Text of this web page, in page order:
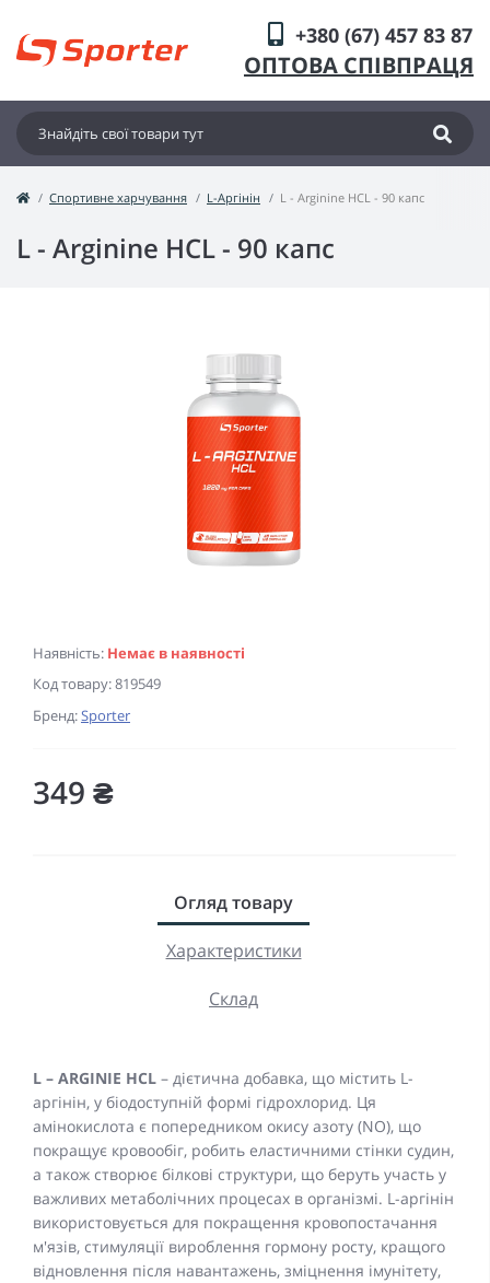
+380 (67) 457 83 87
ОПТОВА СПІВПРАЦЯ
Спортивне харчування L-Аргінін L - Arginine HCL - 90 капс
L - Arginine HCL - 90 капс
Наявність: Немає в наявності
Код товару:819549
Бренд:Sporter
349 ₴
Огляд товару
Характеристики
Склад
L – ARGINIE HCL – дієтична добавка, що містить L-
аргінін, у біодоступній формі гідрохлорид. Ця
амінокислота є попередником окису азоту (NO), що
покращує кровообіг, робить еластичними стінки судин,
а також створює білкові структури, що беруть участь у
важливих метаболічних процесах в організмі. L-аргінін
використовується для покращення кровопостачання
м'язів, стимуляції вироблення гормону росту, кращого
відновлення після навантажень, зміцнення імунітету,